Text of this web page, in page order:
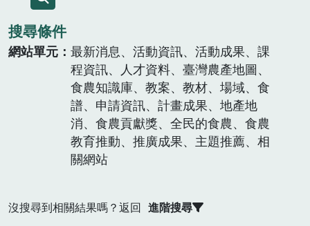
搜尋條件
網站單元
最新消息、活動資訊、活動成果、課
程資訊、人才資料、臺灣農產地圖、
食農知識庫、教案、教材、場域、食
譜、申請資訊、計畫成果、地產地
消、食農貢獻獎、全民的食農、食農
教育推動、推廣成果、主題推薦、相
關網站
沒搜尋到相關結果嗎？返回 進階搜尋